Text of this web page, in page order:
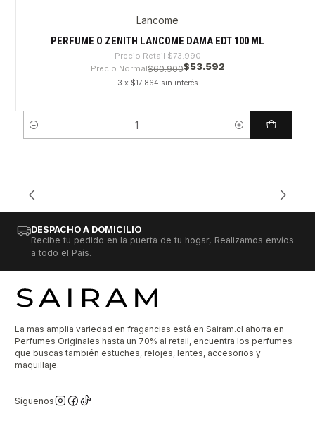
Lancome
PERFUME O ZENITH LANCOME DAMA EDT 100 ML
Precio Retail $73.990
Precio Normal$60.900$53.592
3 x $17.864 sin interés
Cantidad
DESPACHO A DOMICILIO
Recibe tu pedido en la puerta de tu hogar, Realizamos envíos
a todo el País.
La mas amplia variedad en fragancias está en Sairam.cl ahorra en
Perfumes Originales hasta un 70% al retail, encuentra los perfumes
que buscas también estuches, relojes, lentes, accesorios y
maquillaje.
Síguenos